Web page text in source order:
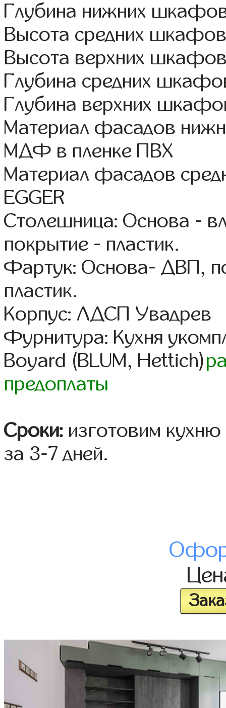
Глубина нижних
Высота средних
Высота верхних
Глубина средних
Глубина верхних
Материал фасадов
МДФ в пленке ПВХ
Материал фасадов
EGGER
Столешница: Основа -
покрытие - пластик.
Фартук: Основа- ДВП,
пластик.
Корпус: ЛДСП Увадрев
Фурнитура: Кухня
Boyard (BLUM, Hettich)
предоплаты
Сроки: изготовим
за 3-7 дней.